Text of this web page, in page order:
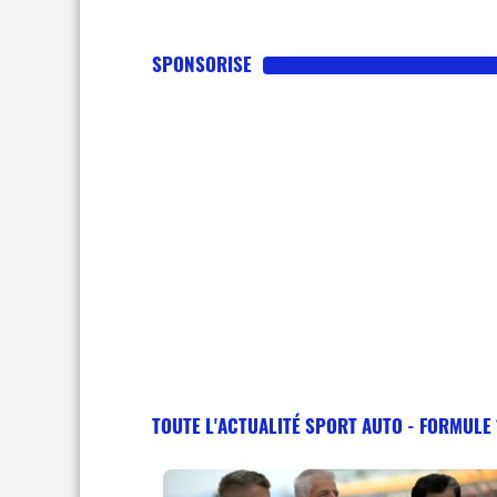
SPONSORISE
TOUTE L'ACTUALITÉ SPORT AUTO - FORMULE